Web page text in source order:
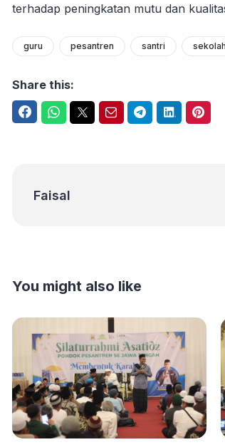
terhadap peningkatan mutu dan
guru pesantren santri sekolah
Share this:
Faisal
You might also like